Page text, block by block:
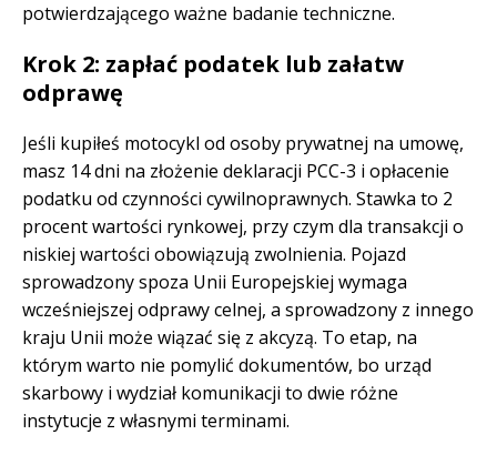
potwierdzającego ważne badanie techniczne.
Krok 2: zapłać podatek lub załatw
odprawę
Jeśli kupiłeś motocykl od osoby prywatnej na umowę,
masz 14 dni na złożenie deklaracji PCC-3 i opłacenie
podatku od czynności cywilnoprawnych. Stawka to 2
procent wartości rynkowej, przy czym dla transakcji o
niskiej wartości obowiązują zwolnienia. Pojazd
sprowadzony spoza Unii Europejskiej wymaga
wcześniejszej odprawy celnej, a sprowadzony z innego
kraju Unii może wiązać się z akcyzą. To etap, na
którym warto nie pomylić dokumentów, bo urząd
skarbowy i wydział komunikacji to dwie różne
instytucje z własnymi terminami.